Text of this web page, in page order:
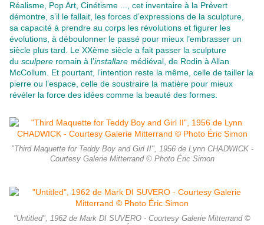
Réalisme, Pop Art, Cinétisme ..., cet inventaire à la Prévert
démontre, s’il le fallait, les forces d’expressions de la sculpture,
sa capacité à prendre au corps les révolutions et figurer les
évolutions, à déboulonner le passé pour mieux l’embrasser un
siècle plus tard. Le XXème siècle a fait passer la sculpture
du sculpere romain à l’installare médiéval, de Rodin à Allan
McCollum. Et pourtant, l’intention reste la même, celle de tailler la
pierre ou l’espace, celle de soustraire la matière pour mieux
révéler la force des idées comme la beauté des formes.
"Third Maquette for Teddy Boy and Girl II", 1956 de Lynn CHADWICK -
Courtesy Galerie Mitterrand © Photo Éric Simon
"Untitled", 1962 de Mark DI SUVERO - Courtesy Galerie Mitterrand ©